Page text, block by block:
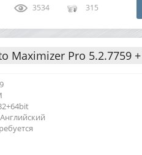
3534 315
Maximizer Pro 5.2.7759